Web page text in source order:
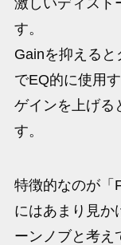
す。
Gainを抑える
でEQ的に使用
ゲインを上げる
す。
特徴的なのが「
にはあまり見か
ーンノブと考え